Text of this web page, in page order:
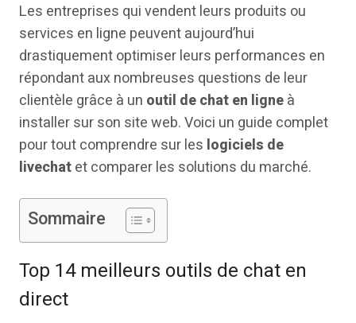
Les entreprises qui vendent leurs produits ou
services en ligne peuvent aujourd’hui
drastiquement optimiser leurs performances en
répondant aux nombreuses questions de leur
clientèle grâce à un outil de chat en ligneà
installer sur son site web. Voici un guide complet
pour tout comprendre sur les logiciels de
livechatet comparer les solutions du marché.
Sommaire
Top 14 meilleurs outils de chat en
direct